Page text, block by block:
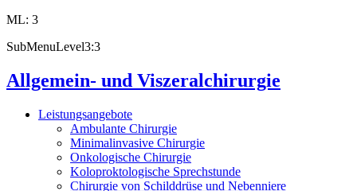
ML: 3
SubMenuLevel3:3
Allgemein- und Viszeralchirurgie
Leistungsangebote
Ambulante Chirurgie
Minimalinvasive Chirurgie
Onkologische Chirurgie
Koloproktologische Sprechstunde
Chirurgie von Schilddrüse und Nebenniere